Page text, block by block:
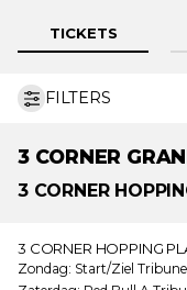
TICKETS
FILTERS
3 CORNER
3 CORNER
3 CORNER HOPPING
Zondag Start/Ziel Tribune